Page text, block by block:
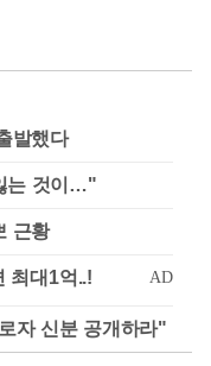
발했다
는 것이…"
근황
자 신분 공개하라"